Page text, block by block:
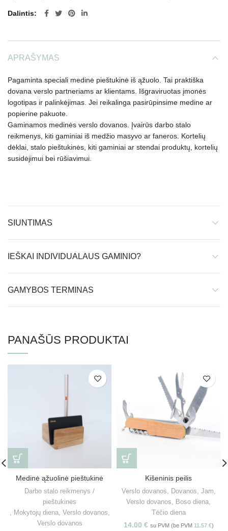
Dalintis
APRAŠYMAS
Pagaminta speciali medinė pieštukinė iš ąžuolo. Tai praktiška
dovana verslo partneriams ar klientams. Išgraviruotas įmonės
logotipas ir palinkėjimas. Jei reikalinga pasirūpinsime medine ar
popierine pakuote.
Gaminamos medinės verslo dovanos. Įvairūs darbo stalo
reikmenys, kiti gaminiai iš medžio masyvo ar faneros. Kortelių
dėklai, stalo pieštukinės, kiti gaminiai ar stendai produktų, kortelių
susidėjimui bei rūšiavimui.
SIUNTIMAS
IEŠKAI INDIVIDUALAUS GAMINIO?
GAMYBOS TERMINAS
PANAŠŪS PRODUKTAI
Medinė ąžuolinė pieštukinė
Darbo stalo reikmenys /
pieštukinės
, Mokytojų diena, Verslo dovanos,
Verslo dovanos
Kišeninis peilis
Verslo dovanos, Dovanos, Jam,
Verslo dovanos, Boso diena,
Tėčio diena
14.00 € su PVM (be PVM 11.57 €)